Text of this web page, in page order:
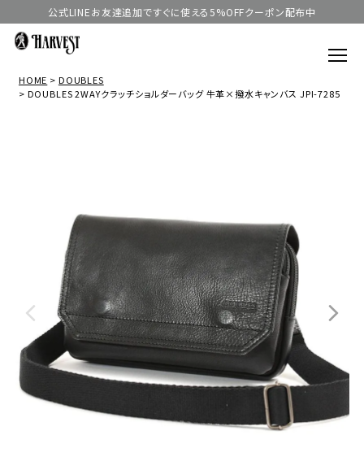
公式LINEお友達追加ですぐに使える5%OFFクーポン配布中
HOME
DOUBLES
DOUBLES 2WAYクラッチショルダーバッグ 牛革×撥水キャンバス JPI-7285